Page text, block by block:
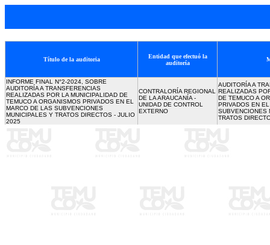
Título de la auditoria
Entidad que efectuó la
auditoría
INFORME FINAL N°2-2024, SOBRE
AUDITORÍA A TRANSFERENCIAS
REALIZADAS POR LA MUNICIPALIDAD DE
TEMUCO A ORGANISMOS PRIVADOS EN EL
MARCO DE LAS SUBVENCIONES
MUNICIPALES Y TRATOS DIRECTOS - JULIO
2025
CONTRALORÍA REGIONAL
DE LA ARAUCANÍA -
UNIDAD DE CONTROL
EXTERNO
AUDITORÍA A
REALIZADAS
DE TEMUCO A
PRIVADOS EN
SUBVENCIONES
TRATOS